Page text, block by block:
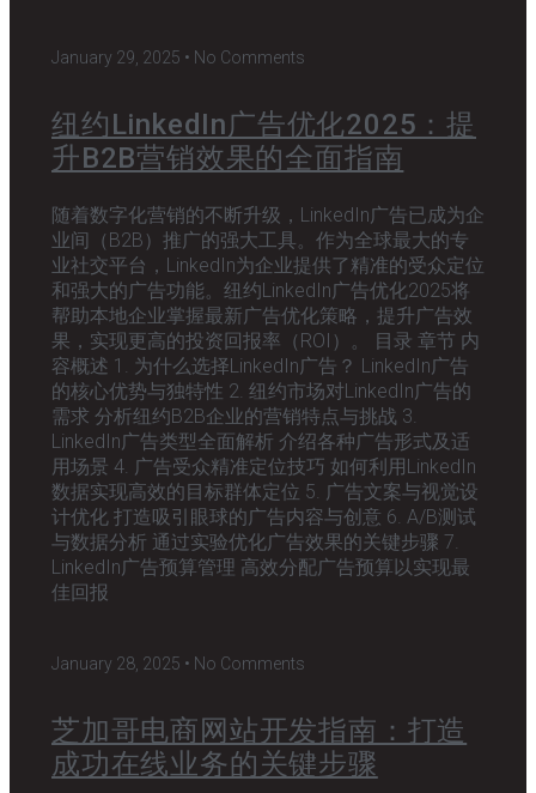
January 29, 2025 No Comments
纽约LinkedIn广告优化2025：提
升B2B营销效果的全面指南
随着数字化营销的不断升级，LinkedIn广告已成为企
业间（B2B）推广的强大工具。作为全球最大的专
业社交平台，LinkedIn为企业提供了精准的受众定位
和强大的广告功能。纽约LinkedIn广告优化2025将
帮助本地企业掌握最新广告优化策略，提升广告效
果，实现更高的投资回报率（ROI）。 目录 章节 内
容概述 1. 为什么选择LinkedIn广告？ LinkedIn广告
的核心优势与独特性 2. 纽约市场对LinkedIn广告的
需求 分析纽约B2B企业的营销特点与挑战 3.
LinkedIn广告类型全面解析 介绍各种广告形式及适
用场景 4. 广告受众精准定位技巧 如何利用LinkedIn
数据实现高效的目标群体定位 5. 广告文案与视觉设
计优化 打造吸引眼球的广告内容与创意 6. A/B测试
与数据分析 通过实验优化广告效果的关键步骤 7.
LinkedIn广告预算管理 高效分配广告预算以实现最
佳回报
January 28, 2025 No Comments
芝加哥电商网站开发指南：打造
成功在线业务的关键步骤